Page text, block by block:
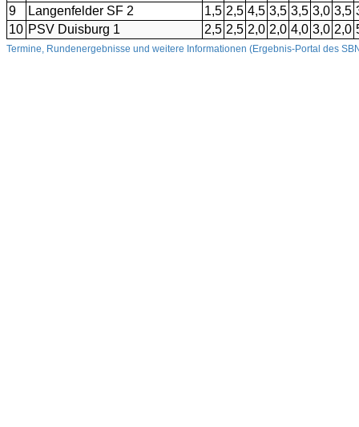
9
Langenfelder SF 2 1,5 2,5 4,5 3,5 3,5 3,0 3,5
10 PSV Duisburg 1 2,5 2,5 2,0 2,0 4,0 3,0 2,0
Termine, Rundenergebnisse und weitere Informationen (Ergebnis-Portal des